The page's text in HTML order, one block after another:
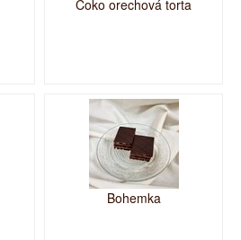
Čoko orechová torta
Bohemka